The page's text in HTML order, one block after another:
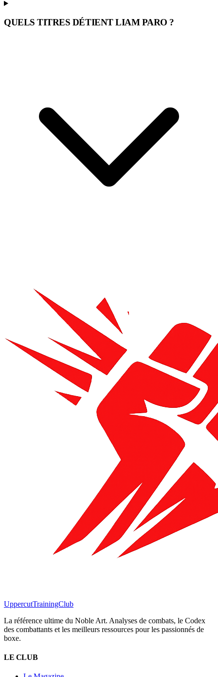
QUELS TITRES DÉTIENT LIAM PARO ?
UppercutTrainingClub
La référence ultime du Noble Art. Analyses de combats, le Codex
des combattants et les meilleurs ressources pour les passionnés de
boxe.
LE CLUB